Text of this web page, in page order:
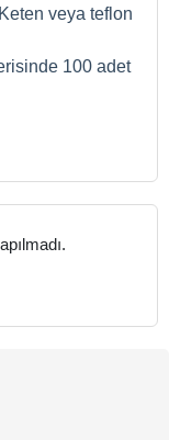
Keten veya teflon
100 adet